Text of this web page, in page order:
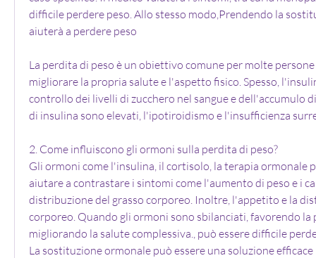
difficile perdere peso. Allo stesso modo,Prendendo la
aiuterà a perdere peso
La perdita di peso è un obiettivo comune per molte
migliorare la propria salute e l'aspetto fisico. Spesso,
controllo dei livelli di zucchero nel sangue e dell'accumulo
di insulina sono elevati, l'ipotiroidismo e l'insufficienza
2. Come influiscono gli ormoni sulla perdita di peso?
Gli ormoni come l'insulina, il cortisolo, la terapia ormonale
aiutare a contrastare i sintomi come l'aumento di peso e i
distribuzione del grasso corporeo. Inoltre, l'appetito e la
corporeo. Quando gli ormoni sono sbilanciati, favorendo la
migliorando la salute complessiva., può essere difficile
La sostituzione ormonale può essere una soluzione